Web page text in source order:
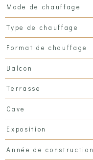
Mode de chauffage
Type de chauffage
Format de chauffage
Balcon
Terrasse
Cave
Exposition
Année de construction